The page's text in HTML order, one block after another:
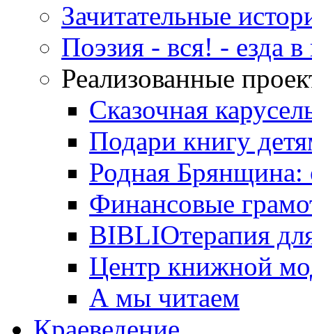
Зачитательные
Поэзия - вся! - езда в
Реализованные
Сказочная
Подари книгу
Родная Брянщина:
Финансовые
BIBLIOтерапия
Центр книжной
А мы читаем